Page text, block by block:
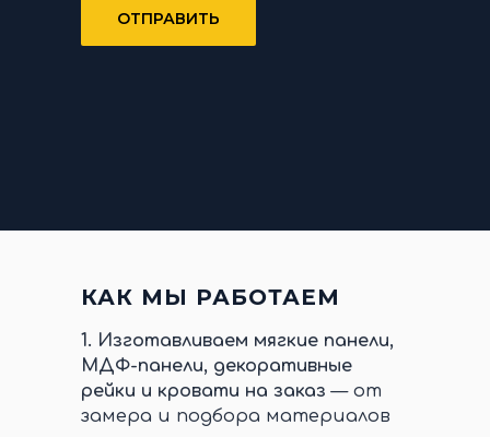
ОТПРАВИТЬ
КАК МЫ РАБОТАЕМ
1. Изготавливаем мягкие панели,
МДФ-панели, декоративные
рейки и кровати на заказ — от
замера и подбора материалов